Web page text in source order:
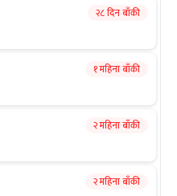
२८ दिन बाँकी
१ महिना बाँकी
२ महिना बाँकी
२ महिना बाँकी